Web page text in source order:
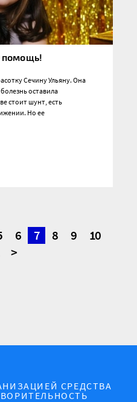
помощь!
Сечину Ульяну. Она
оставила
стоит шунт, есть
Но ее
6 7 8 9
10
>
СРЕДСТВА